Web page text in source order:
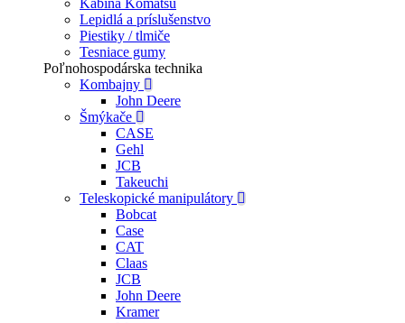
Kabína Komatsu
Lepidlá a príslušenstvo
Piestiky / tlmiče
Tesniace gumy
Poľnohospodárska technika
Kombajny
John Deere
Šmýkače
CASE
Gehl
JCB
Takeuchi
Teleskopické manipulátory
Bobcat
Case
CAT
Claas
JCB
John Deere
Kramer